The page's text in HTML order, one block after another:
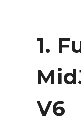
1.
V6